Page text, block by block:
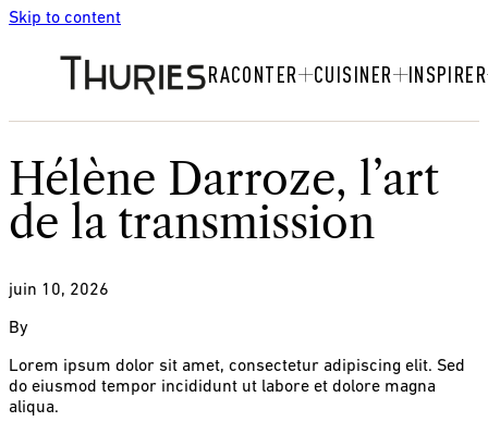
Skip to content
RACONTER CUISINER INSPIRER
Hélène Darroze, l’art
de la transmission
juin 10, 2026
By
Lorem ipsum dolor sit amet, consectetur adipiscing elit. Sed
do eiusmod tempor incididunt ut labore et dolore magna
aliqua.